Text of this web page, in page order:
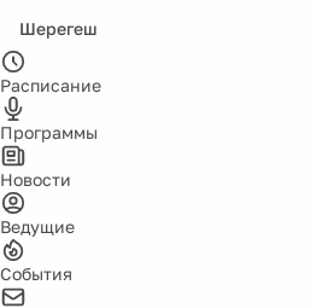
Шерегеш
Расписание
Программы
Новости
Ведущие
События